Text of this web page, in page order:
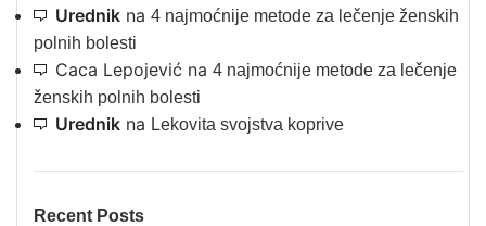
Urednik na 4 najmoćnije metode za lečenje ženskih
polnih bolesti
Caca Lepojević na 4 najmoćnije metode za lečenje
ženskih polnih bolesti
Urednik na Lekovita svojstva koprive
Recent Posts